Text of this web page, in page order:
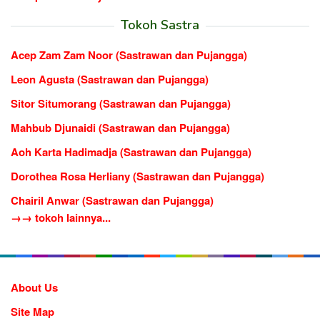
Tokoh Sastra
Acep Zam Zam Noor (Sastrawan dan Pujangga)
Leon Agusta (Sastrawan dan Pujangga)
Sitor Situmorang (Sastrawan dan Pujangga)
Mahbub Djunaidi (Sastrawan dan Pujangga)
Aoh Karta Hadimadja (Sastrawan dan Pujangga)
Dorothea Rosa Herliany (Sastrawan dan Pujangga)
Chairil Anwar (Sastrawan dan Pujangga)
→→ tokoh lainnya...
About Us
Site Map